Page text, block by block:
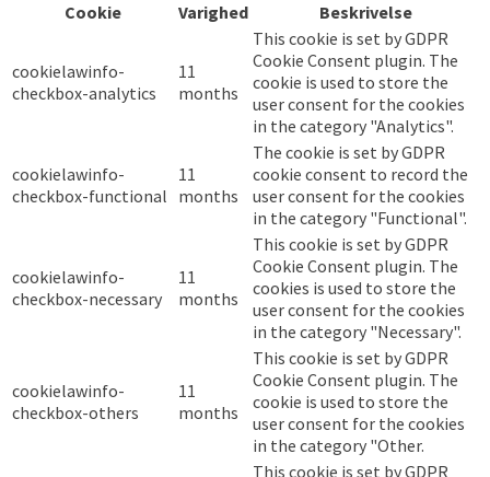
Cookie
Varighed Beskrivelse
cookielawinfo-
checkbox-analytics
11
months
This cookie is set by GDPR
Cookie Consent plugin. The
cookie is used to store the
user consent for the cookies
in the category "Analytics".
cookielawinfo-
checkbox-functional
11
months
The cookie is set by GDPR
cookie consent to record the
user consent for the cookies
in the category "Functional".
cookielawinfo-
checkbox-necessary
11
months
This cookie is set by GDPR
Cookie Consent plugin. The
cookies is used to store the
user consent for the cookies
in the category "Necessary".
cookielawinfo-
checkbox-others
11
months
This cookie is set by GDPR
Cookie Consent plugin. The
cookie is used to store the
user consent for the cookies
in the category "Other.
This cookie is set by GDPR